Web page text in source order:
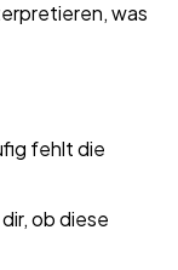
was
fehlt die
ob diese